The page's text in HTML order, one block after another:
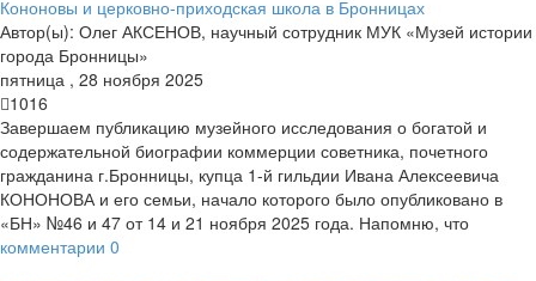
Кононовы и церковно-приходская школа в Бронницах
Автор(ы): Олег АКСЕНОВ, научный сотрудник МУК «Музей истории
города Бронницы»
пятница , 28 ноября 2025
1016
Завершаем публикацию музейного исследования о богатой и
содержательной биографии коммерции советника, почетного
гражданина г.Бронницы, купца 1-й гильдии Ивана Алексеевича
КОНОНОВА и его семьи, начало которого было опубликовано в
«БН» №46 и 47 от 14 и 21 ноября 2025 года. Напомню, что
комментарии 0